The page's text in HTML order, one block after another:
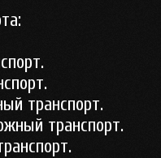
транспорт.
транспорт.